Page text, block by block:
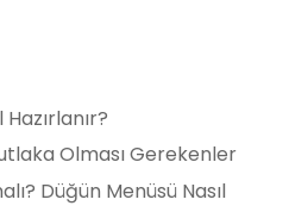
Olması Gerekenler
Düğün Menüsü Nasıl